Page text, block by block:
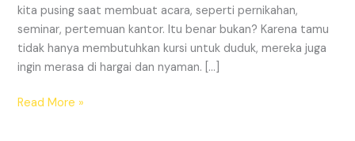
kita pusing saat membuat acara, seperti pernikahan,
seminar, pertemuan kantor. Itu benar bukan? Karena tamu
tidak hanya membutuhkan kursi untuk duduk, mereka juga
ingin merasa di hargai dan nyaman. […]
SEWA
Read More »